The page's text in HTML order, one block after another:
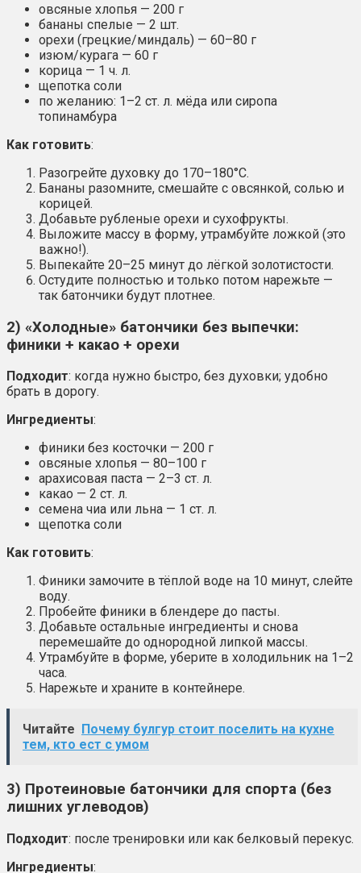
овсяные хлопья — 200 г
бананы спелые — 2 шт.
орехи (грецкие/миндаль) — 60–80 г
изюм/курага — 60 г
корица — 1 ч. л.
щепотка соли
по желанию: 1–2 ст. л. мёда или сиропа
топинамбура
Как готовить:
Разогрейте духовку до 170–180°C.
Бананы разомните, смешайте с овсянкой, солью и
корицей.
Добавьте рубленые орехи и сухофрукты.
Выложите массу в форму, утрамбуйте ложкой (это
важно!).
Выпекайте 20–25 минут до лёгкой золотистости.
Остудите полностью и только потом нарежьте —
так батончики будут плотнее.
2) «Холодные» батончики без выпечки:
финики + какао + орехи
Подходит: когда нужно быстро, без духовки; удобно
брать в дорогу.
Ингредиенты:
финики без косточки — 200 г
овсяные хлопья — 80–100 г
арахисовая паста — 2–3 ст. л.
какао — 2 ст. л.
семена чиа или льна — 1 ст. л.
щепотка соли
Как готовить:
Финики замочите в тёплой воде на 10 минут, слейте
воду.
Пробейте финики в блендере до пасты.
Добавьте остальные ингредиенты и снова
перемешайте до однородной липкой массы.
Утрамбуйте в форме, уберите в холодильник на 1–2
часа.
Нарежьте и храните в контейнере.
Читайте
Почему булгур стоит поселить на кухне
тем, кто ест с умом
3) Протеиновые батончики для спорта (без
лишних углеводов)
Подходит: после тренировки или как белковый перекус.
Ингредиенты: